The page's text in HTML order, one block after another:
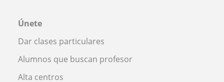
Únete
Dar clases particulares
Alumnos que buscan profesor
Alta centros